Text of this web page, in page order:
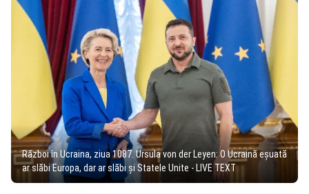
Război în Ucraina, ziua 1087. Ursula von der Leyen: O Ucraină eşuată
ar slăbi Europa, dar ar slăbi şi Statele Unite - LIVE TEXT